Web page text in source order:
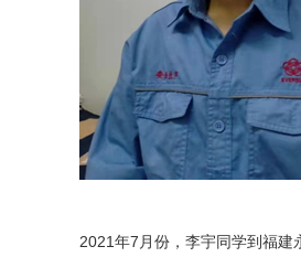
2021年7月份，李宇同学到福建